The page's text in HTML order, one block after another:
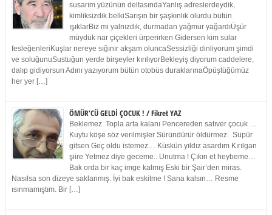
susarım yüzünün deltasındaYanlış adreslerdeydik,
kimliksizdik belkiSarışın bir şaşkınlık olurdu bütün
ışıklarBiz mi yalnızdık, durmadan yağmur yağardıÜşür
müydük nar çiçekleri ürperirken Gidersen kim sular
fesleğenleriKuşlar nereye sığınır akşam oluncaSessizliği dinliyorum şimdi
ve soluğunuSustuğun yerde birşeyler kırılıyorBekleyiş diyorum caddelere,
dalıp gidiyorsun Adını yazıyorum bütün otobüs duraklarınaÖpüştüğümüz
her yer […]
ÖMÜR’CÜ GELDİ ÇOCUK ! / Fikret YAZ
Beklemez. Topla arta kalanı Pencereden satıver çocuk …
Kuytu köşe söz verilmişler Süründürür öldürmez. Süpür
gitsen Geç oldu istemez… Küskün yıldız asardım Kırılgan
şiire Yetmez diye geceme.. Unutma ! Çıkın et heybeme…
Bak orda bir kaç imge kalmış Eski bir Şair’den miras.
Nasılsa son dizeye saklanmış. İyi bak eskitme ! Sana kalsın… Resme
ısınmamıştım. Bir […]